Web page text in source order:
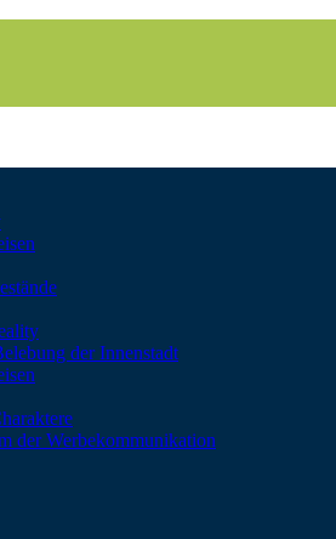
der Innenstadt
der Werbekommunikation